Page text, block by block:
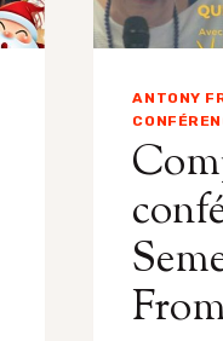
ANTONY